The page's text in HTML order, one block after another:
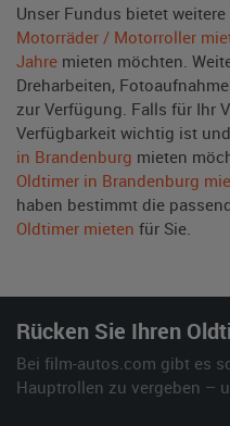
Unser Fundus bietet
Motorräder / Motorroller
Jahre mieten möchten.
Dreharbeiten,
zur Verfügung. Falls für Ihr
Verfügbarkeit wichtig ist
in Brandenburg mieten
Oldtimer in Brandenburg
haben bestimmt die
Oldtimer mieten für Sie.
Rücken Sie Ihren
Bei film-autos.com gibt es
Hauptrollen zu vergeben –